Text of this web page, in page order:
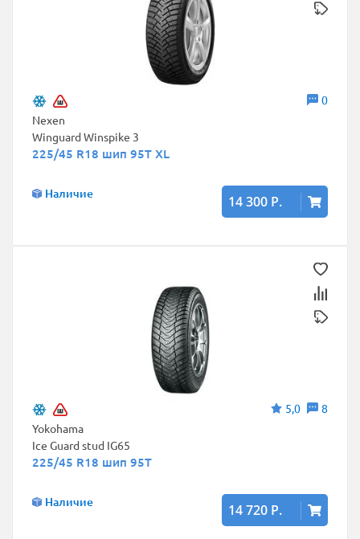
0
Nexen
Winguard Winspike 3
225/45 R18 шип 95T XL
Наличие 14 300 Р.
5,0
8
Yokohama
Ice Guard stud IG65
225/45 R18 шип 95T
Наличие 14 720 Р.